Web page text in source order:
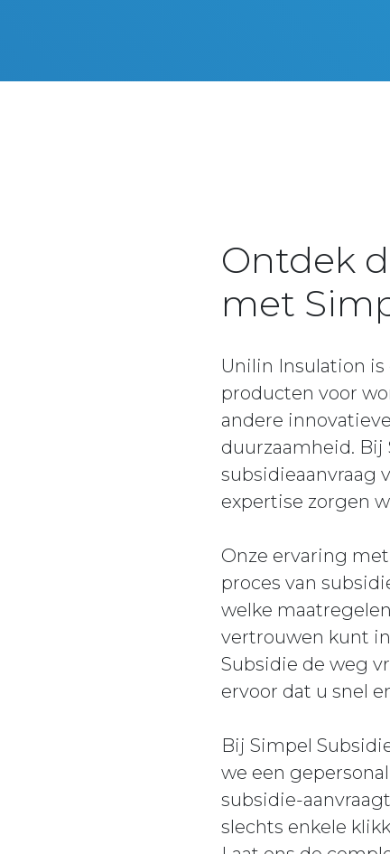
Ontdek
met
Unilin Insulation
producten voor
andere
duurzaamheid.
subsidieaanvraag
expertise zorgen
Onze ervaring
proces van
welke
vertrouwen kunt
Subsidie de weg
ervoor dat u snel
Bij Simpel
we een
subsidie-
slechts enkele